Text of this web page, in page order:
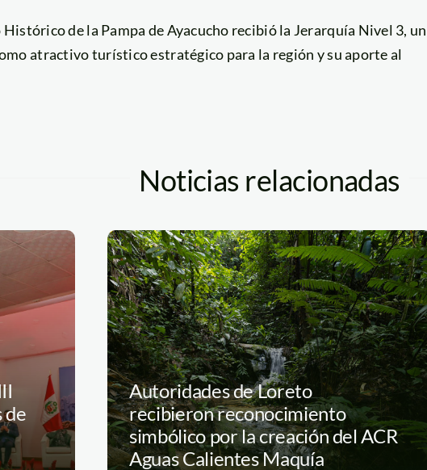
de la Pampa de Ayacucho recibió la Jerarquía Nivel 3, un
atractivo turístico estratégico para la región y su aporte al
Noticias relacionadas
de
Autoridades de Loreto
recibieron reconocimiento
simbólico por la creación del ACR
Aguas Calientes Maquía